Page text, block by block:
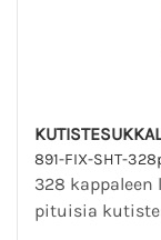
891-FIX-SHT-
328
pituisia